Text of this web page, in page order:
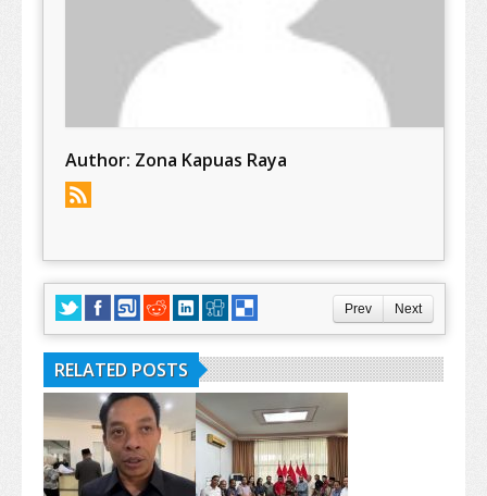
Author: Zona Kapuas Raya
Prev Next
RELATED POSTS